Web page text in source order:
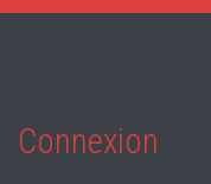
Connexion